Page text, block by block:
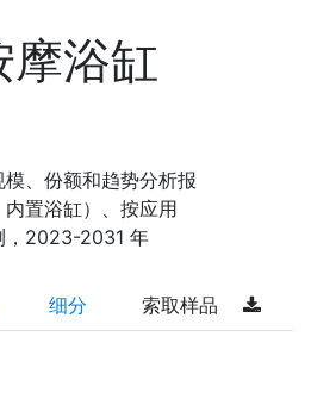
摩浴缸
、份额和趋势分析报
置浴缸）、按应用
，2023-2031 年
细分 索取样品